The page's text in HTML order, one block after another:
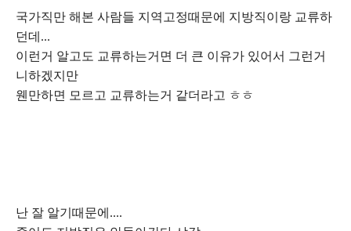
국가직만 해본 사람들 지역고정때문에 지방직이랑 교류하
던데...
이런거 알고도 교류하는거면 더 큰 이유가 있어서 그런거
니하겠지만
웬만하면 모르고 교류하는거 같더라고 ㅎㅎ
난 잘 알기때문에....